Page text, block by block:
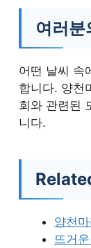
여러분
어떤 날씨 속
합니다. 양천
회와 관련된
니다.
양천
뜨거